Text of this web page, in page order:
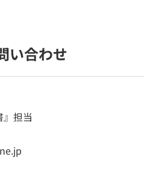
い合わせ
』担当